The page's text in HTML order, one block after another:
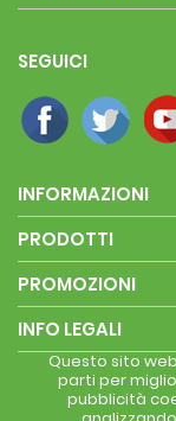
SEGUICI
INFORMAZIONI
PRODOTTI
PROMOZIONI
INFO LEGALI
Questo sito
parti per
pubblicità